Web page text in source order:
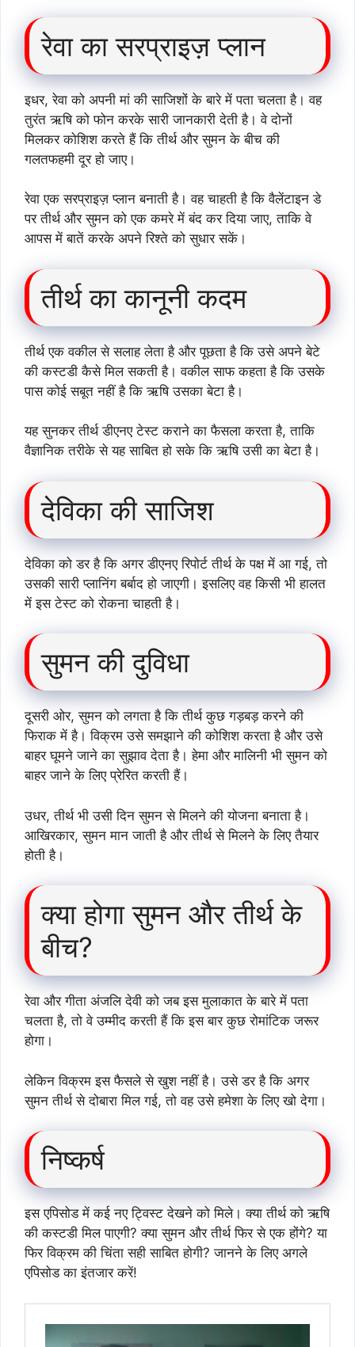
रेवा का सरप्राइज़ प्लान
इधर, रेवा को अपनी मां की साजिशों के बारे में पता चलता है। वह
तुरंत ऋषि को फोन करके सारी जानकारी देती है। वे दोनों
मिलकर कोशिश करते हैं कि तीर्थ और सुमन के बीच की
गलतफहमी दूर हो जाए।
रेवा एक सरप्राइज़ प्लान बनाती है। वह चाहती है कि वैलेंटाइन डे
पर तीर्थ और सुमन को एक कमरे में बंद कर दिया जाए, ताकि वे
आपस में बातें करके अपने रिश्ते को सुधार सकें।
तीर्थ का कानूनी कदम
तीर्थ एक वकील से सलाह लेता है और पूछता है कि उसे अपने बेटे
की कस्टडी कैसे मिल सकती है। वकील साफ कहता है कि उसके
पास कोई सबूत नहीं है कि ऋषि उसका बेटा है।
यह सुनकर तीर्थ डीएनए टेस्ट कराने का फैसला करता है, ताकि
वैज्ञानिक तरीके से यह साबित हो सके कि ऋषि उसी का बेटा है।
देविका की साजिश
देविका को डर है कि अगर डीएनए रिपोर्ट तीर्थ के पक्ष में आ गई, तो
उसकी सारी प्लानिंग बर्बाद हो जाएगी। इसलिए वह किसी भी हालत
में इस टेस्ट को रोकना चाहती है।
सुमन की दुविधा
दूसरी ओर, सुमन को लगता है कि तीर्थ कुछ गड़बड़ करने की
फिराक में है। विक्रम उसे समझाने की कोशिश करता है और उसे
बाहर घूमने जाने का सुझाव देता है। हेमा और मालिनी भी सुमन को
बाहर जाने के लिए प्रेरित करती हैं।
उधर, तीर्थ भी उसी दिन सुमन से मिलने की योजना बनाता है।
आखिरकार, सुमन मान जाती है और तीर्थ से मिलने के लिए तैयार
होती है।
क्या होगा सुमन और तीर्थ के
बीच?
रेवा और गीता अंजलि देवी को जब इस मुलाकात के बारे में पता
चलता है, तो वे उम्मीद करती हैं कि इस बार कुछ रोमांटिक जरूर
होगा।
लेकिन विक्रम इस फैसले से खुश नहीं है। उसे डर है कि अगर
सुमन तीर्थ से दोबारा मिल गई, तो वह उसे हमेशा के लिए खो देगा।
निष्कर्ष
इस एपिसोड में कई नए ट्विस्ट देखने को मिले। क्या तीर्थ को ऋषि
की कस्टडी मिल पाएगी? क्या सुमन और तीर्थ फिर से एक होंगे? या
फिर विक्रम की चिंता सही साबित होगी? जानने के लिए अगले
एपिसोड का इंतजार करें!